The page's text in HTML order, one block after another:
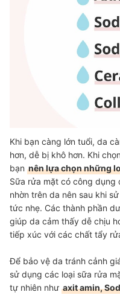
Khi bạn càng lớn tuổi, da
hơn, dễ bị khô hơn. Khi
bạn nên lựa chọn những
Sữa rửa mặt có công dụng
nhờn trên da nên sau khi
tức nhẹ. Các thành phần
giúp da cảm thấy dễ chịu
tiếp xúc với các chất tẩy
Để bảo vệ da tránh cảnh
sử dụng các loại sữa rửa
tự nhiên như axit amin,